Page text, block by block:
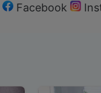
Facebook